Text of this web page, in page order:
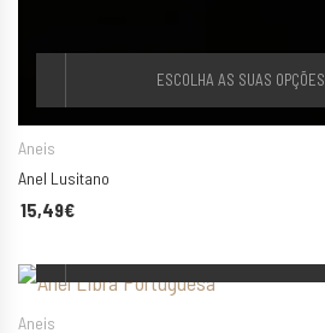
ESCOLHA AS SUAS OPÇÕES
Aneis
Anel Lusitano
15,49€
Aneis